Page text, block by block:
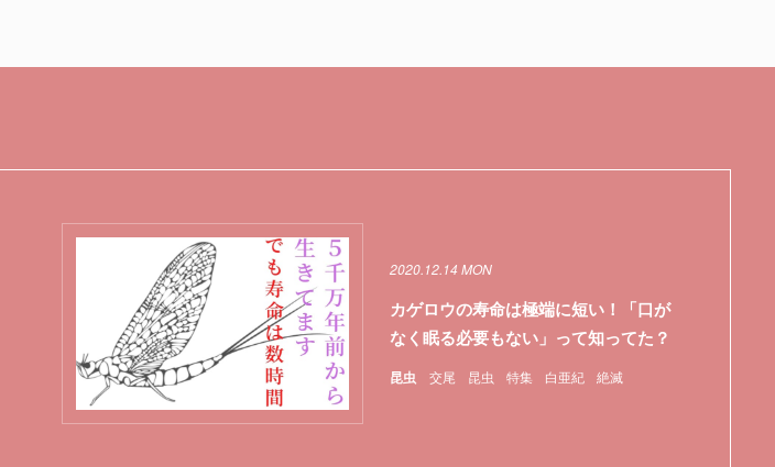
昆虫 交尾 昆虫 特集 白亜紀 絶滅
2020.12.14 MON
カゲロウの寿命は極端に短い！「口が
なく眠る必要もない」って知ってた？